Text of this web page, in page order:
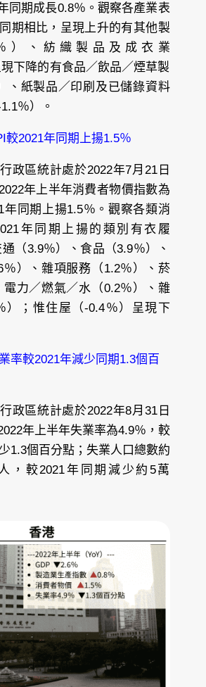
同期成長0.8％。觀察各產業表
期相比，呈現上升的有其他製
）、紡織製品及成衣業
現下降的有食品／飲品／煙草製
、紙製品／印刷及已儲錄資料
％）。
較2021年同期上揚1.5％
政區統計處於2022年7月21日
年上半年消費者物價指數為
年同期上揚1.5％。觀察各類消
年同期上揚的類別有衣履
通（3.9％）、食品（3.9％）、
％）、雜項服務（1.2％）、菸
電力／燃氣／水（0.2％）、雜
）；惟住屋（-0.4％）呈現下
率較2021年減少同期1.3個百
政區統計處於2022年8月31日
年上半年失業率為4.9％，較
1.3個百分點；失業人口總數約
，較2021年同期減少約5萬